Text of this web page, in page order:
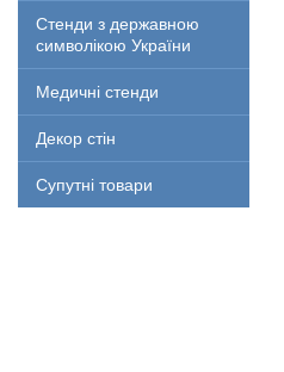
Стенди з державною
символікою України
Медичні стенди
Декор стін
Супутні товари